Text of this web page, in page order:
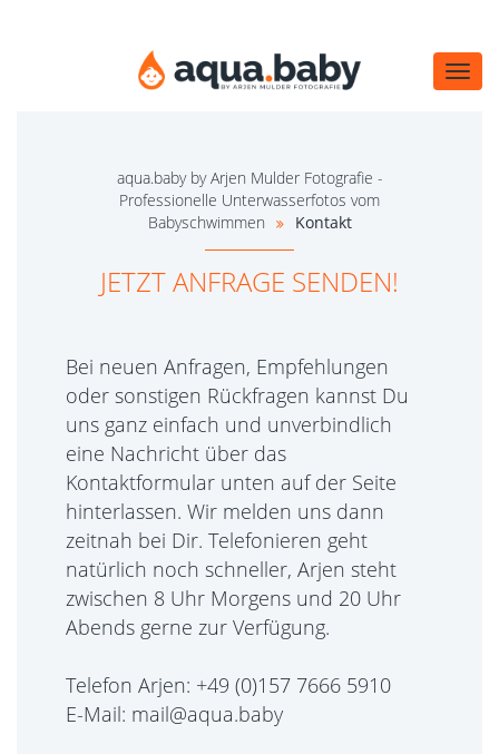
aqua.baby by Arjen Mulder Fotografie -
Professionelle Unterwasserfotos vom
Babyschwimmen
Kontakt
JETZT ANFRAGE SENDEN!
Bei neuen Anfragen, Empfehlungen
oder sonstigen Rückfragen kannst Du
uns ganz einfach und unverbindlich
eine Nachricht über das
Kontaktformular unten auf der Seite
hinterlassen. Wir melden uns dann
zeitnah bei Dir. Telefonieren geht
natürlich noch schneller, Arjen steht
zwischen 8 Uhr Morgens und 20 Uhr
Abends gerne zur Verfügung.
Telefon Arjen: +49 (0)157 7666 5910
E-Mail: mail@aqua.baby